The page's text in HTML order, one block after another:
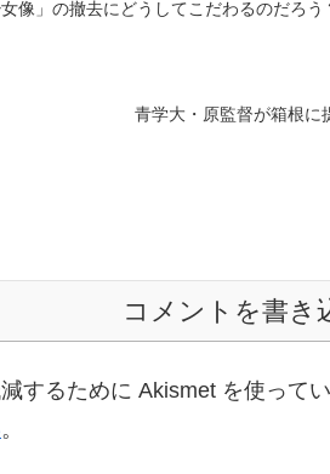
女像」の撤去にどうしてこだわるのだろう
青学大・原監督が箱根
コメントを書き
するために Akismet を使ってい
。